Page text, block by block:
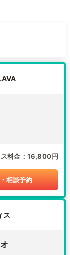
料金 16,800円
相談予約
ス